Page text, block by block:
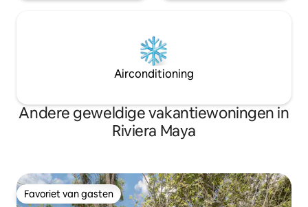
Airconditioning
Andere geweldige vakantiewoningen in
Riviera Maya
Favoriet van gasten
Favoriet van gasten